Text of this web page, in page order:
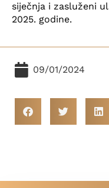
09/01/2024
siječnja i zasluženi
2025. godine.